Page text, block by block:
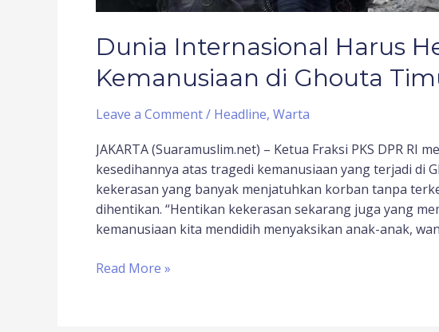
Dunia Internasional Harus
Kemanusiaan di Ghouta
Leave a Comment/ Headline, Warta
JAKARTA (Suaramuslim.net) – Ketua Fraksi PKS DPR RI
kesedihannya atas tragedi kemanusiaan yang terjadi di
kekerasan yang banyak menjatuhkan korban tanpa
dihentikan. “Hentikan kekerasan sekarang juga yang
kemanusiaan kita mendidih menyaksikan anak-anak,
Read More »